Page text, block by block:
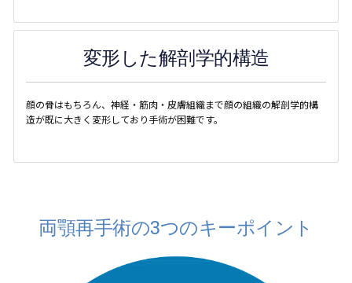
変形した解剖学的構造
顔の骨はもちろん、神経・筋肉・皮膚組織まで顔の組織の解剖学的構
造が既に大きく変形しており手術が困難です。
両顎再手術の3つのキーポイント